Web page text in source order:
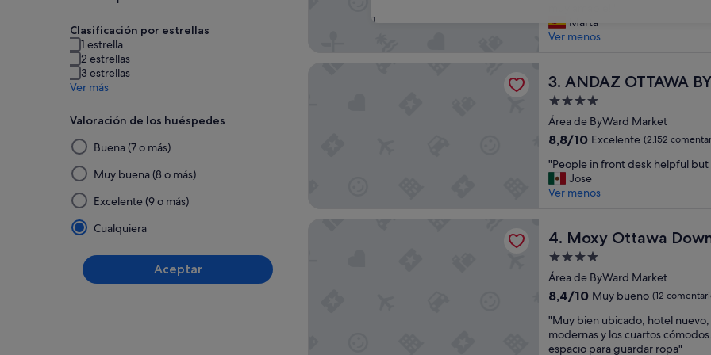
31
Clasificación por estrellas
1 estrella
2 estrellas
3 estrellas
Ver más
Valoración de los huéspedes
Al
seleccionar
y
aplicar
un
filtro
de
este
grupo,
Buena (7 o más)
Muy buena (8 o más)
Excelente (9 o más)
Cualquiera
Aceptar
i
ó
p
s
o
a
a
b
e
,
e
d
e
s
u
b
a
ó
n
i
d
a
s
l
o
e
j
o
Marta
Ver menos
3. ANDAZ OTTAWA
ANDAZ OTTAWA BYWARD
Alojamiento
de
4.0 estrellas
Área de ByWard Market
8.8
10,
Excelente,
(2.152 comentarios)
8,8/10 Excelente (2.152
"
P
e
n
f
o
n
t
"People in front desk helpful
Jose
Ver menos
4. Moxy Ottawa
Moxy Ottawa Downtown
Alojamiento
de
4.0 estrellas
Área de ByWard Market
8.4
10,
Muy
bueno,
8,4/10 Muy bueno (12
"
M
u
"Muy bien ubicado, hotel nuevo,
modernas y los cuartos
espacio para guardar ropa"